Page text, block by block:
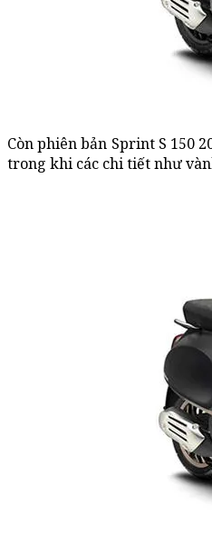
Còn phiên bản Sprint S 150
trong khi các chi tiết như